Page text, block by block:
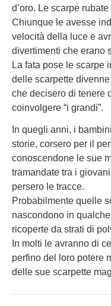
d’oro. Le scarpe
Chiunque le avesse
velocità della luce e
divertimenti che erano
La fata pose le scarpe
delle scarpette
che decisero di tenere
coinvolgere “i grandi”.
In quegli anni, i
storie, corsero per il
conoscendone le sue
tramandate tra i
persero le tracce.
Probabilmente quelle
nascondono in
ricoperte da strati di
In molti le avranno di
perfino del loro potere
delle sue scarpette